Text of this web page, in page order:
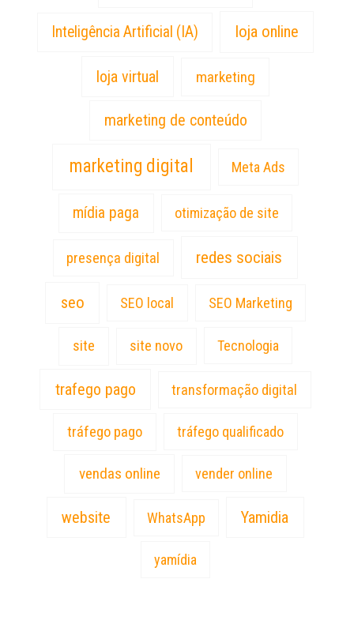
Inteligência Artificial (IA) loja online
loja virtual marketing
marketing de conteúdo
marketing digital Meta Ads
mídia paga otimização de site
presença digital redes sociais
seo SEO local SEO Marketing
site site novo Tecnologia
trafego pago transformação digital
tráfego pago tráfego qualificado
vendas online vender online
website WhatsApp Yamidia
yamídia